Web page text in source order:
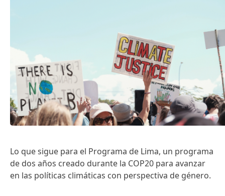
Lo que sigue para el Programa de Lima, un programa
de dos años creado durante la COP20 para avanzar
en las políticas climáticas con perspectiva de género.